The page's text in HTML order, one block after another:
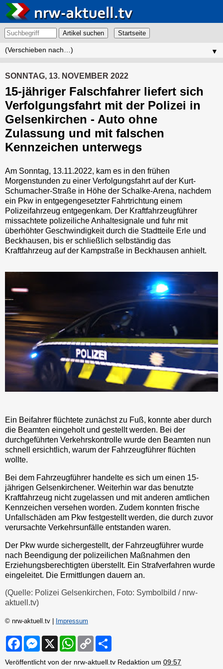
Artikel suchen
▼
SONNTAG, 13. NOVEMBER 2022
15-jähriger Falschfahrer liefert sich
Verfolgungsfahrt mit der Polizei in
Gelsenkirchen - Auto ohne
Zulassung und mit falschen
Kennzeichen unterwegs
Am Sonntag, 13.11.2022, kam es in den frühen
Morgenstunden zu einer Verfolgungsfahrt auf der Kurt-
Schumacher-Straße in Höhe der Schalke-Arena, nachdem
ein Pkw in entgegengesetzter Fahrtrichtung einem
Polizeifahrzeug entgegenkam. Der Kraftfahrzeugführer
missachtete polizeiliche Anhaltesignale und fuhr mit
überhöhter Geschwindigkeit durch die Stadtteile Erle und
Beckhausen, bis er schließlich selbständig das
Kraftfahrzeug auf der Kampstraße in Beckhausen anhielt.
Ein Beifahrer flüchtete zunächst zu Fuß, konnte aber durch
die Beamten eingeholt und gestellt werden. Bei der
durchgeführten Verkehrskontrolle wurde den Beamten nun
schnell ersichtlich, warum der Fahrzeugführer flüchten
wollte.
Bei dem Fahrzeugführer handelte es sich um einen 15-
jährigen Gelsenkirchener. Weiterhin war das benutzte
Kraftfahrzeug nicht zugelassen und mit anderen amtlichen
Kennzeichen versehen worden. Zudem konnten frische
Unfallschäden am Pkw festgestellt werden, die durch zuvor
verursachte Verkehrsunfälle entstanden waren.
Der Pkw wurde sichergestellt, der Fahrzeugführer wurde
nach Beendigung der polizeilichen Maßnahmen den
Erziehungsberechtigten überstellt. Ein Strafverfahren wurde
eingeleitet. Die Ermittlungen dauern an.
(Quelle: Polizei Gelsenkirchen, Foto: Symbolbild / nrw-
aktuell.tv)
© nrw-aktuell.tv | Impressum
F
e
M
s
X
W
t
C
y
r
Veröffentlicht von der nrw-aktuell.tv Redaktion um 09:57